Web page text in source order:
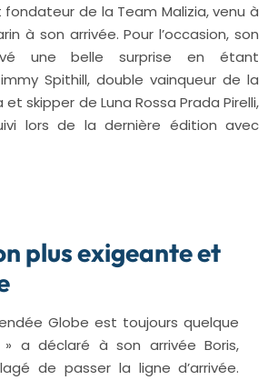
de la Team Malizia, venu à
à son arrivée. Pour l’occasion, son
une belle surprise en étant
Spithill, double vainqueur de la
et skipper de Luna Rossa Prada Pirelli,
lors de la dernière édition avec
plus exigeante et
Globe est toujours quelque
» a déclaré à son arrivée Boris,
de passer la ligne d’arrivée.